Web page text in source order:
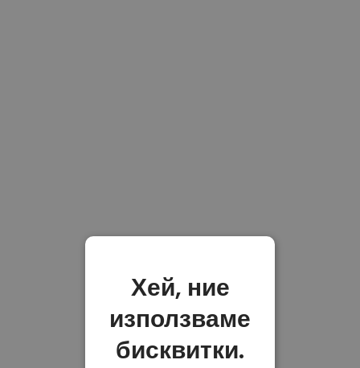
Хей, ние
използваме
бисквитки.